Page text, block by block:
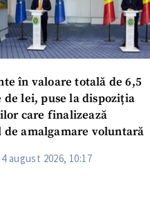
în valoare totală de 6,5
lei, puse la dispoziția
care finalizează
de amalgamare voluntară
4 august 2026, 10:17